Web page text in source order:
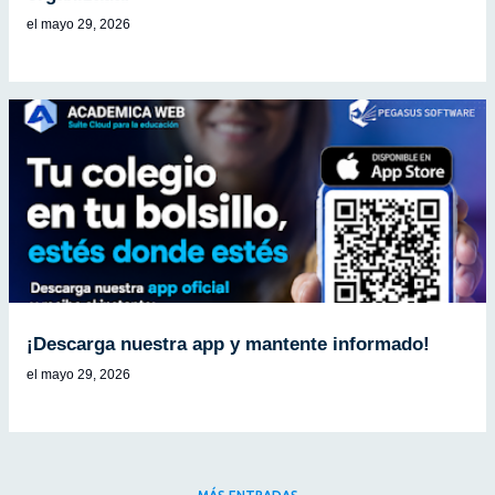
el mayo 29, 2026
¡Descarga nuestra app y mantente informado!
el mayo 29, 2026